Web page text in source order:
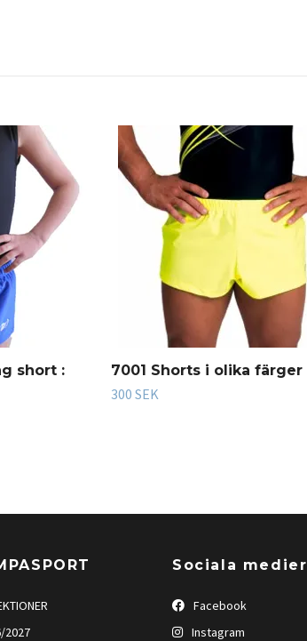
short :
7001 Shorts i olika färger
300 SEK
2027
Sociala medier
Facebook
Instagram